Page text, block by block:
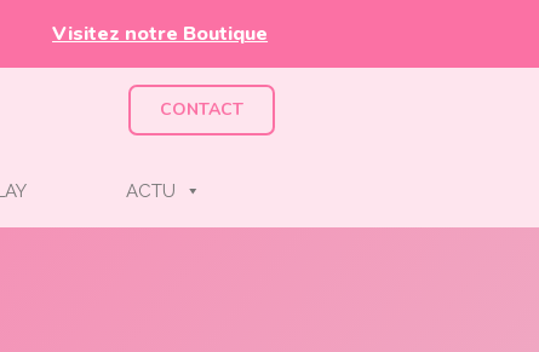
Visitez notre Boutique
CONTACT
ACTU